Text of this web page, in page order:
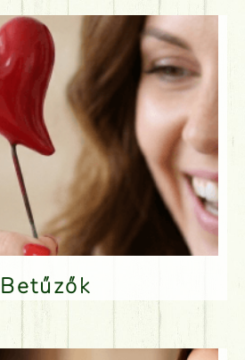
Betűzők